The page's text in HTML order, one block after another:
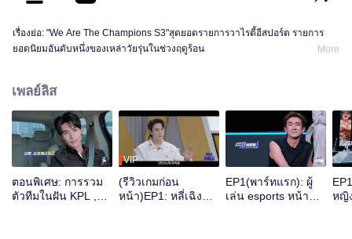
เรื่องย่อ: "We Are The Champions S3"สุดยอดรายการวาไรตี้อีสปอร์ต รายการ
ยอดนิยมอันดับหนึ่งของเหล่าวัยรุ่นในช่วงฤดูร้อน
More
เพลย์ลิส
ตอนพิเศษ: การรวม
ตัวทีมในฝัน KPL ,
VIP
(รีวิวเกมก่อน
หน้า)EP1: หลี่เฉิงซ่
EP1(พาร์ทแรก): ผู้
เล่น esports หน้า
หญิ